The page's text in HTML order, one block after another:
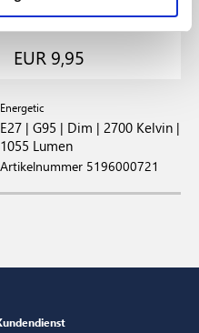
EUR 9,95
Energetic
E27 | G95 | Dim | 2700 Kelvin |
1055 Lumen
Artikelnummer 5196000721